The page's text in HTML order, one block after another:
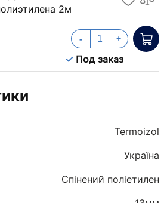
2м
Под заказ
- +
Termoizol
Україна
Спінений поліетилен